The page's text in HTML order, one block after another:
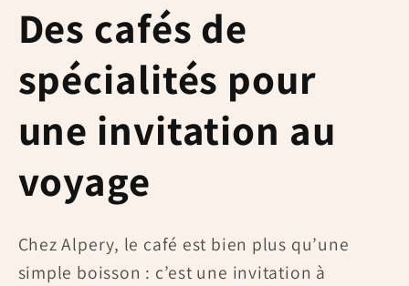
Des cafés de
spécialités pour
une invitation au
voyage
Chez Alpery, le café est bien plus qu’une
simple boisson : c’est une invitation à